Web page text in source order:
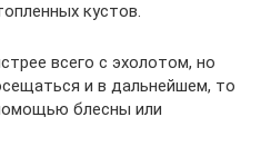
кустов.
всего с эхолотом, но
и в дальнейшем, то
блесны или